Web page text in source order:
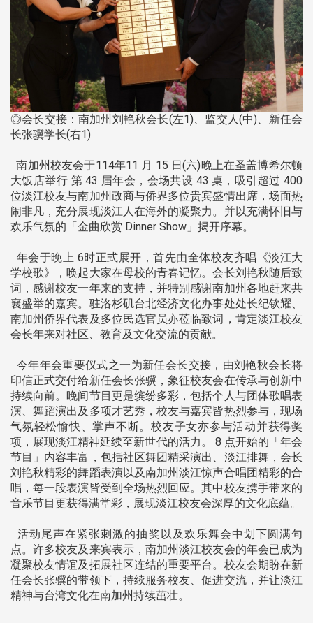
◎会长交接：南加州刘艳秋会长(左1)、监交人(中)、新任会
长张骥学长(右1)
南加州校友会于114年11 月 15 日(六)晚上在圣盖博希尔顿
大饭店举行 第 43 届年会，会场共设 43 桌，吸引超过 400
位淡江校友与南加州政商与侨界多位贵宾盛情出席，场面热
闹非凡，充分展现淡江人在海外的凝聚力。并以充满怀旧与
欢乐气氛的「金曲欣赏 Dinner Show」揭开序幕。
年会于晚上 6时正式展开，首先由全体校友齐唱《淡江大
学校歌》，唤起大家在母校的青春记忆。会长刘艳秋随后致
词，感谢校友一年来的支持，并特别感谢南加州各地赶来共
襄盛举的嘉宾。驻洛杉矶台北经济文化办事处处长纪钦耀、
南加州侨界代表及多位民选官员亦莅临致词，肯定淡江校友
会长年来对社区、教育及文化交流的贡献。
今年年会重要仪式之一为新任会长交接，由刘艳秋会长将
印信正式交付给新任会长张骥，象征校友会在传承与创新中
持续向前。晚间节目更是缤纷多彩，包括个人与团体歌唱表
演、舞蹈演出及多项才艺秀，校友与嘉宾皆热烈参与，现场
气氛轻松愉快、掌声不断。校友子女亦参与活动并获得奖
项，展现淡江精神延续至新世代的活力。 8 点开始的「年会
节目」内容丰富，包括社区舞团精采演出、淡江排舞，会长
刘艳秋精彩的舞蹈表演以及南加州淡江惊声合唱团精彩的合
唱，每一段表演皆受到全场热烈回应。其中校友携手带来的
音乐节目更获得满堂彩，展现淡江校友会深厚的文化底蕴。
活动尾声在紧张刺激的抽奖以及欢乐舞会中划下圆满句
点。许多校友及来宾表示，南加州淡江校友会的年会已成为
凝聚校友情谊及拓展社区连结的重要平台。校友会期盼在新
任会长张骥的带领下，持续服务校友、促进交流，并让淡江
精神与台湾文化在南加州持续茁壮。